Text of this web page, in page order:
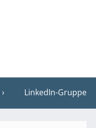
LinkedIn-Gruppe